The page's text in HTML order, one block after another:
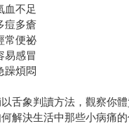
血不足
痘多瘡
常便祕
易感冒
躁煩悶
舌象判讀方法，觀察你
解決生活中那些小病痛的